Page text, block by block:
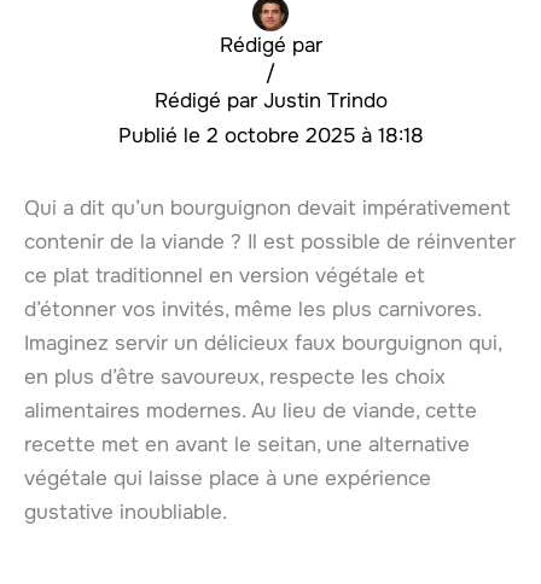
Rédigé par
Justin Trindo
/
2 octobre 2025 à 18:18
Qui a dit qu’un bourguignon devait impérativement
contenir de la viande ? Il est possible de réinventer
ce plat traditionnel en version végétale et
d’étonner vos invités, même les plus carnivores.
Imaginez servir un délicieux faux bourguignon qui,
en plus d’être savoureux, respecte les choix
alimentaires modernes. Au lieu de viande, cette
recette met en avant le seitan, une alternative
végétale qui laisse place à une expérience
gustative inoubliable.